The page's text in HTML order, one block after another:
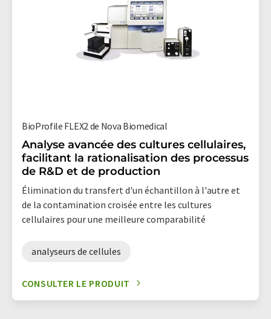
BioProfile FLEX2 de Nova Biomedical
Analyse avancée des cultures cellulaires,
facilitant la rationalisation des processus
de R&D et de production
Élimination du transfert d'un échantillon à l'autre et
de la contamination croisée entre les cultures
cellulaires pour une meilleure comparabilité
analyseurs de cellules
CONSULTER LE PRODUIT